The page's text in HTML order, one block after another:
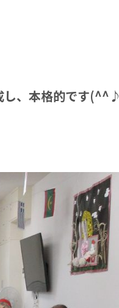
し、本格的です(^^♪